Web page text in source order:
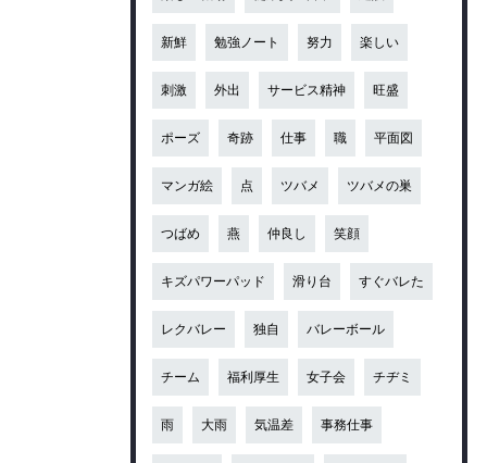
新鮮 勉強ノート 努力 楽しい
刺激 外出 サービス精神 旺盛
ポーズ 奇跡 仕事 職 平面図
マンガ絵 点 ツバメ ツバメの巣
つばめ 燕 仲良し 笑顔
キズパワーパッド 滑り台 すぐバレた
レクバレー 独自 バレーボール
チーム 福利厚生 女子会 チヂミ
雨 大雨 気温差 事務仕事